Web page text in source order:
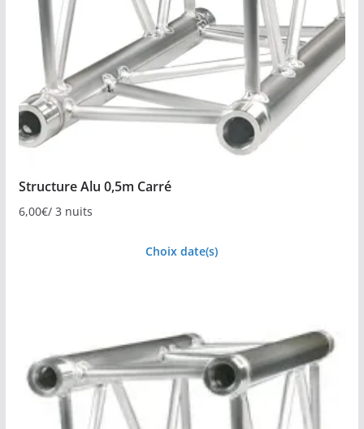
Structure Alu 0,5m Carré
6,00€/ 3 nuits
Choix date(s)